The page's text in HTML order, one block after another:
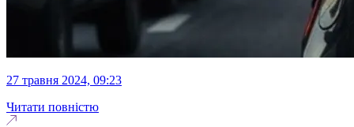
27 травня 2024, 09:23
Читати повністю